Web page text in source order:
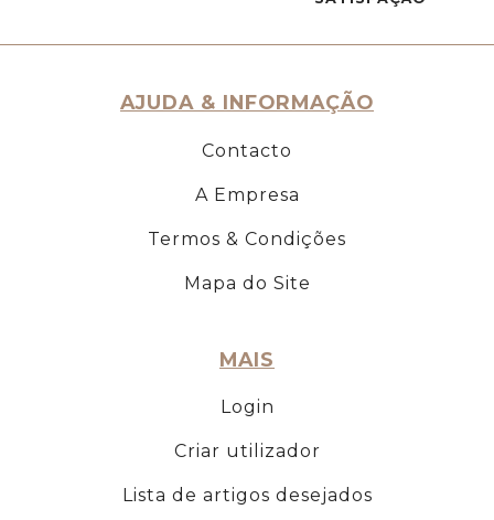
AJUDA & INFORMAÇÃO
Contacto
A Empresa
Termos & Condições
Mapa do Site
MAIS
Login
Criar utilizador
Lista de artigos desejados